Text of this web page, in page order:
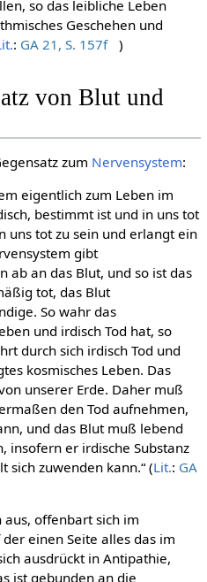
so das leibliche Leben
Geschehen und
: GA 21, S. 157f )
von Blut und
zum Nervensystem:
eigentlich zum Leben im
bestimmt ist und in uns tot
uns tot zu sein und erlangt ein
gibt
ab an das Blut, und so ist das
tot, das Blut
So wahr das
und irdisch Tod hat, so
durch sich irdisch Tod und
kosmisches Leben. Das
unserer Erde. Daher muß
den Tod aufnehmen,
und das Blut muß lebend
insofern er irdische Substanz
sich zuwenden kann.“ (Lit.: GA
aus, offenbart sich im
einen Seite alles das im
ausdrückt in Antipathie,
ist gebunden an die